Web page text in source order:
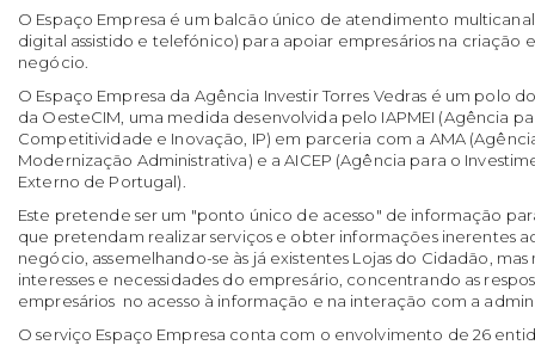
O Espaço Empresa é um balcão único de atendimento
digital assistido e telefónico) para apoiar empresários na criação
negócio.
O Espaço Empresa da Agência Investir Torres Vedras é um polo
da OesteCIM, uma medida desenvolvida pelo IAPMEI (Agência
Competitividade e Inovação, IP) em parceria com a AMA
Modernização Administrativa) e a AICEP (Agência para o
Externo de Portugal).
Este pretende ser um "ponto único de acesso" de informação
que pretendam realizar serviços e obter informações inerentes
negócio, assemelhando-se às já existentes Lojas do Cidadão,
interesses e necessidades do empresário, concentrando as
empresários no acesso à informação e na interação com a
O serviço Espaço Empresa conta com o envolvimento de 26